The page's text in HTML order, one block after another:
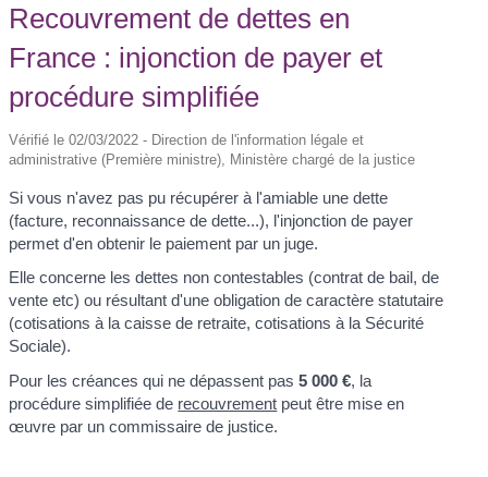
Recouvrement de dettes en
France : injonction de payer et
procédure simplifiée
Vérifié le 02/03/2022 - Direction de l'information légale et
administrative (Première ministre), Ministère chargé de la justice
Si vous n'avez pas pu récupérer à l'amiable une dette
(facture, reconnaissance de dette...), l'injonction de payer
permet d'en obtenir le paiement par un juge.
Elle concerne les dettes non contestables (contrat de bail, de
vente etc) ou résultant d'une obligation de caractère statutaire
(cotisations à la caisse de retraite, cotisations à la Sécurité
Sociale).
Pour les créances qui ne dépassent pas5 000 €, la
procédure simplifiée de recouvrement peut être mise en
œuvre par un commissaire de justice.